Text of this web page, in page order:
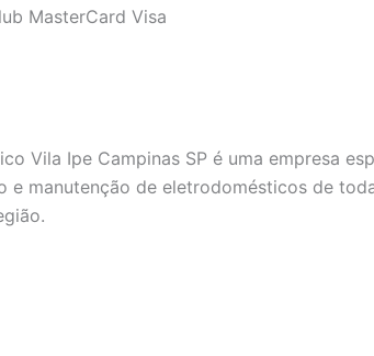
MasterCard Visa
Vila Ipe Campinas SP é uma empresa
e manutenção de eletrodomésticos de